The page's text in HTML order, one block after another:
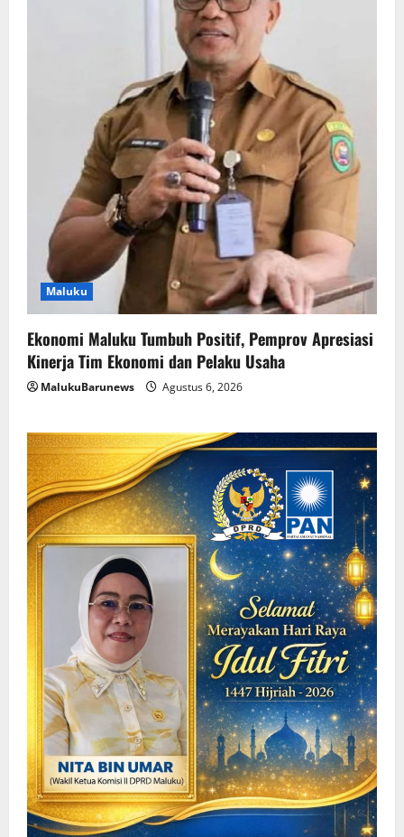
Maluku
Ekonomi Maluku Tumbuh Positif, Pemprov Apresiasi
Kinerja Tim Ekonomi dan Pelaku Usaha
MalukuBarunews Agustus 6, 2026